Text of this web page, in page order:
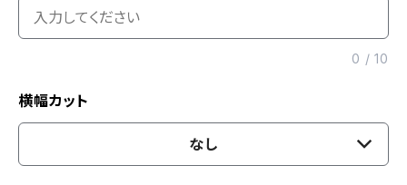
0 /10
横幅カット
なし